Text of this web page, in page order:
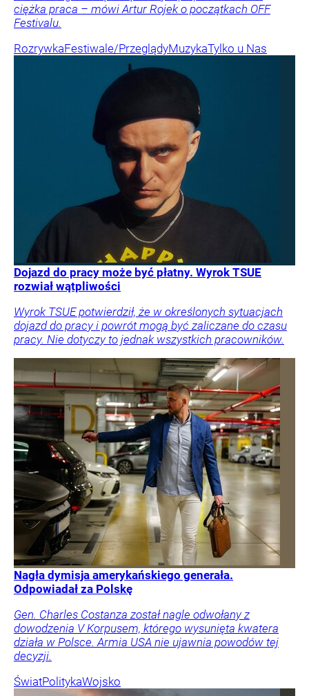
ciężka praca – mówi Artur Rojek o początkach OFF
Festivalu.
RozrywkaFestiwale/PrzeglądyMuzykaTylko u Nas
Dojazd do pracy może być płatny. Wyrok TSUE
rozwiał wątpliwości
Wyrok TSUE potwierdził, że w określonych sytuacjach
dojazd do pracy i powrót mogą być zaliczane do czasu
pracy. Nie dotyczy to jednak wszystkich pracowników.
Nagła dymisja amerykańskiego generała.
Odpowiadał za Polskę
Gen. Charles Costanza został nagle odwołany z
dowodzenia V Korpusem, którego wysunięta kwatera
działa w Polsce. Armia USA nie ujawnia powodów tej
decyzji.
ŚwiatPolitykaWojsko